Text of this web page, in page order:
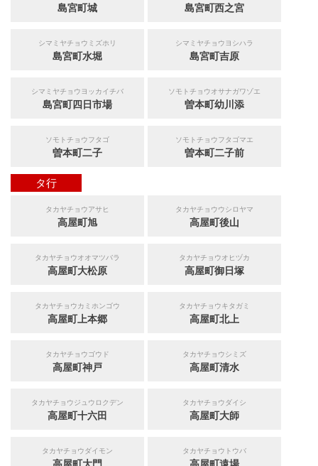
島宮町城 島宮町西之宮
シマミヤチョウミズホリ
島宮町水堀
シマミヤチョウヨシハラ
島宮町吉原
シマミヤチョウヨッカイチバ
島宮町四日市場
ソモトチョウオサナガワゾエ
曽本町幼川添
ソモトチョウフタゴ
曽本町二子
ソモトチョウフタゴマエ
曽本町二子前
タ行
タカヤチョウアサヒ
高屋町旭
タカヤチョウウシロヤマ
高屋町後山
タカヤチョウオオマツバラ
高屋町大松原
タカヤチョウオヒヅカ
高屋町御日塚
タカヤチョウカミホンゴウ
高屋町上本郷
タカヤチョウキタガミ
高屋町北上
タカヤチョウゴウド
高屋町神戸
タカヤチョウシミズ
高屋町清水
タカヤチョウジュウロクデン
高屋町十六田
タカヤチョウダイシ
高屋町大師
タカヤチョウダイモン タカヤチョウトウバ